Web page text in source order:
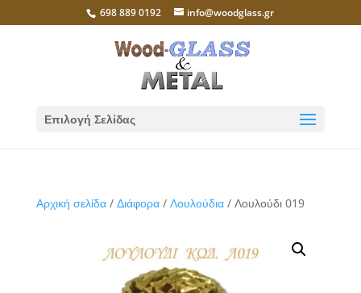
698 889 0192 info@woodglass.gr
Επιλογή Σελίδας
Αρχική σελίδα/ Διάφορα/ Λουλούδια/ Λουλούδι 019